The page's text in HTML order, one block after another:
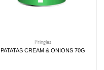
Pringles
PATATAS CREAM & ONIONS 70G